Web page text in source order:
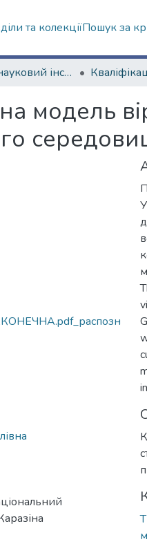
та колекціїПошук за
Навчально-науковий інститут комп'ютерних наук та штучного інтелекту
модель